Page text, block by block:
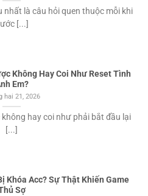
nhất là câu hỏi quen thuộc mỗi khi
[...]
Không Hay Coi Như Reset Tình
Em?
hai 21, 2026
hay coi như phải bắt đầu lại
[...]
Khóa Acc? Sự Thật Khiến Game
Sợ